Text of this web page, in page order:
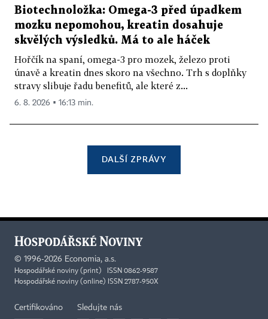
Biotechnoložka: Omega-3 před úpadkem
mozku nepomohou, kreatin dosahuje
skvělých výsledků. Má to ale háček
Hořčík na spaní, omega-3 pro mozek, železo proti
únavě a kreatin dnes skoro na všechno. Trh s doplňky
stravy slibuje řadu benefitů, ale které z...
6. 8. 2026 ▪ 16:13 min.
DALŠÍ ZPRÁVY
© 1996-2026 Economia, a.s.
Hospodářské noviny (print) ISSN 0862-9587
Hospodářské noviny (online) ISSN 2787-950X
Certifikováno Sledujte nás